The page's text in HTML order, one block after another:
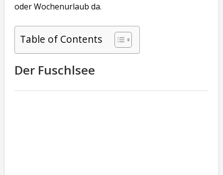
oder Wochenurlaub da.
Table of Contents
Der Fuschlsee